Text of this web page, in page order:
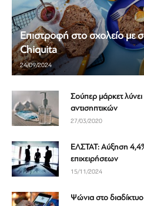
Επιστροφή στο σχολείο με
Chiquita
24/09/2024
Σούπερ μάρκετ
αντισηπτικών
27/03/2020
ΕΛΣΤΑΤ: Αύξηση
επιχειρήσεων
15/11/2024
Ψώνια στο